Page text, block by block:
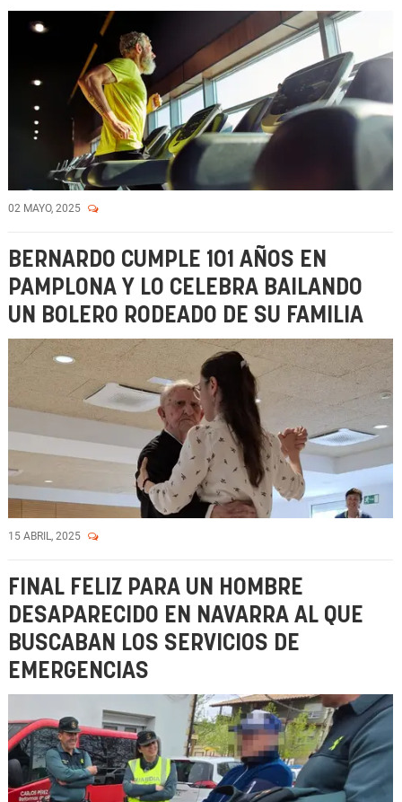
02 MAYO, 2025
BERNARDO CUMPLE 101 AÑOS EN
PAMPLONA Y LO CELEBRA BAILANDO
UN BOLERO RODEADO DE SU FAMILIA
15 ABRIL, 2025
FINAL FELIZ PARA UN HOMBRE
DESAPARECIDO EN NAVARRA AL QUE
BUSCABAN LOS SERVICIOS DE
EMERGENCIAS